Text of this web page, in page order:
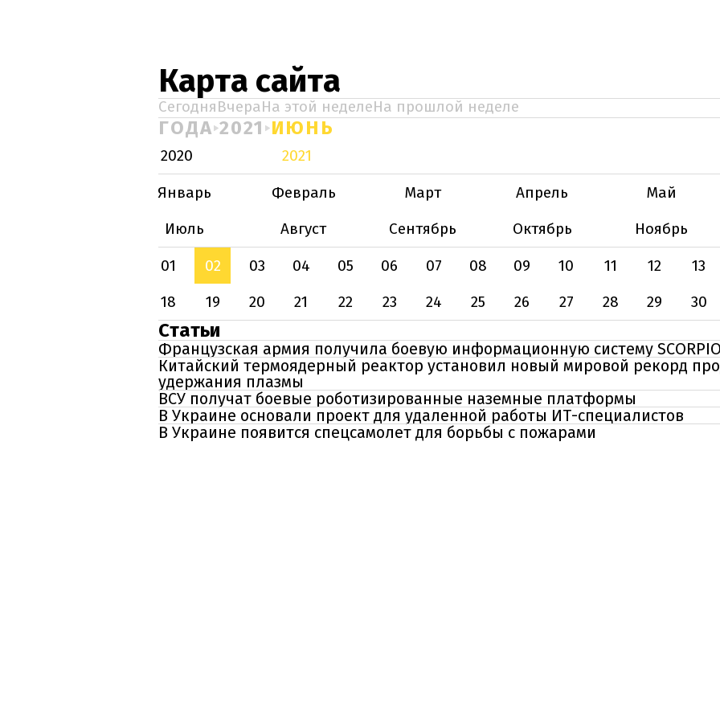
Карта сайта
СегодняВчераНа этой неделеНа прошлой неделе
ГОДА 2021 ИЮНЬ
2020
2021
Январь
Февраль Март Апрель Май
Июль
Август Сентябрь Октябрь Ноябрь
01
02 03 04 05 06 07 08 09 10 11 12 13
18
19 20 21 22 23 24 25 26 27 28 29 30
Статьи
Французская армия получила боевую информационную систему
Китайский термоядерный реактор установил новый мировой рекорд
удержания плазмы
ВСУ получат боевые роботизированные наземные платформы
В Украине основали проект для удаленной работы ИТ-специалистов
В Украине появится спецсамолет для борьбы с пожарами